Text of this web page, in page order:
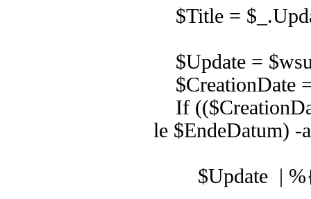
$Title =
$Update =
$CreationDate
If
le $EndeDatum)
$Update |